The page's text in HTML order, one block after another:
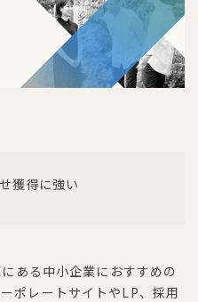
獲得に強い
ある中小企業におすすめの
ポレートサイトやLP、採用